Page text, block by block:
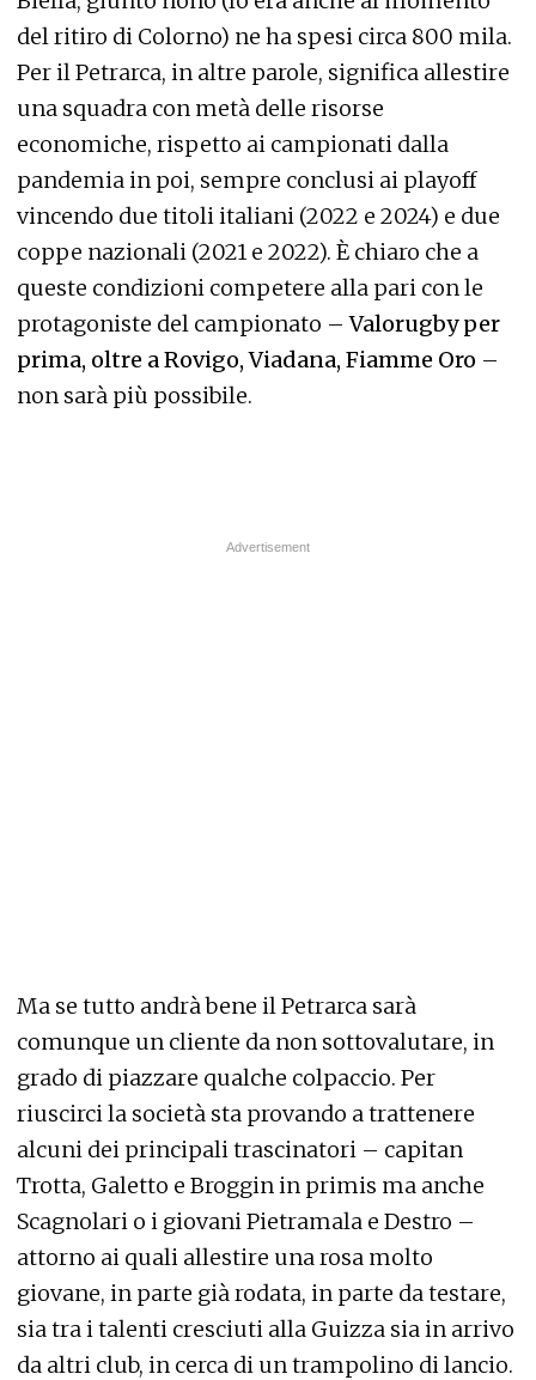
del ritiro di Colorno) ne ha spesi circa 800 mila.
Per il Petrarca, in altre parole, significa allestire
una squadra con metà delle risorse
economiche, rispetto ai campionati dalla
pandemia in poi, sempre conclusi ai playoff
vincendo due titoli italiani (2022 e 2024) e due
coppe nazionali (2021 e 2022). È chiaro che a
queste condizioni competere alla pari con le
protagoniste del campionato – Valorugby per
prima, oltre a Rovigo, Viadana, Fiamme Oro –
non sarà più possibile.
Ma se tutto andrà bene il Petrarca sarà
comunque un cliente da non sottovalutare, in
grado di piazzare qualche colpaccio. Per
riuscirci la società sta provando a trattenere
alcuni dei principali trascinatori – capitan
Trotta, Galetto e Broggin in primis ma anche
Scagnolari o i giovani Pietramala e Destro –
attorno ai quali allestire una rosa molto
giovane, in parte già rodata, in parte da testare,
sia tra i talenti cresciuti alla Guizza sia in arrivo
da altri club, in cerca di un trampolino di lancio.